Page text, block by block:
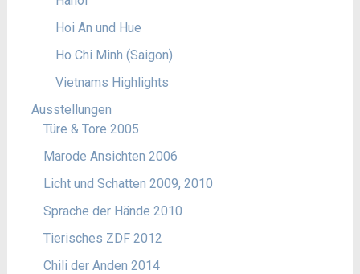
Hoi An und Hue
Ho Chi Minh (Saigon)
Vietnams Highlights
Ausstellungen
Türe & Tore 2005
Marode Ansichten 2006
Licht und Schatten 2009, 2010
Sprache der Hände 2010
Tierisches ZDF 2012
Chili der Anden 2014